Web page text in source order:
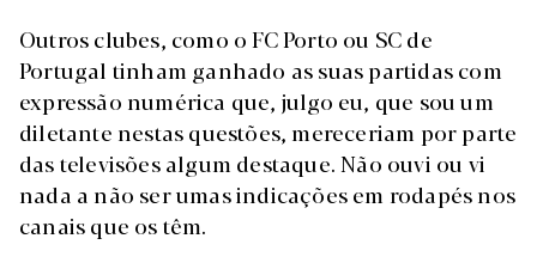
Outros clubes, como o FC Porto ou SC de
Portugal tinham ganhado as suas partidas com
expressão numérica que, julgo eu, que sou um
diletante nestas questões, mereceriam por parte
das televisões algum destaque. Não ouvi ou vi
nada a não ser umas indicações em rodapés nos
canais que os têm.